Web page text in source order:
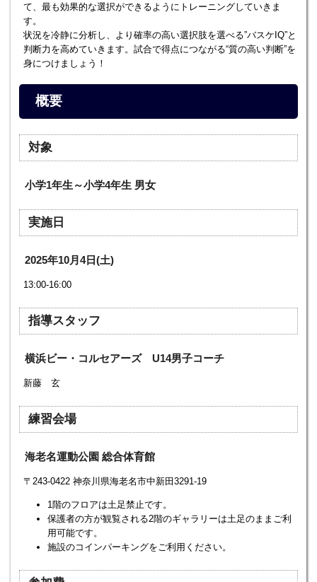
て、最も効果的な選択ができるようにトレーニングしていきま
す。
状況を冷静に分析し、より確率の高い選択肢を選べる”バスケIQ”と
判断力を高めていきます。試合で得点につながる“質の高い判断”を
身につけましょう！
概要
対象
小学1年生～小学4年生 男女
実施日
2025年10月4日(土)
13:00-16:00
指導スタッフ
横浜ビー・コルセアーズ U14男子コーチ
新藤 玄
練習会場
海老名運動公園 総合体育館
〒243-0422 神奈川県海老名市中新田3291-19
1階のフロアは土足禁止です。
保護者の方が観覧される2階のギャラリーは土足のままご利
用可能です。
施設のコインパーキングをご利用ください。